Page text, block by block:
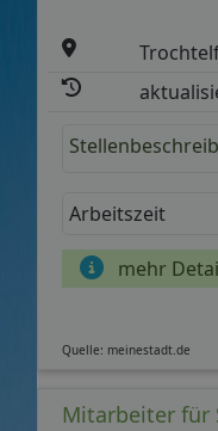
Arbeitszeit
mehr
Quelle: meinestadt.de
Mitarbeiter für